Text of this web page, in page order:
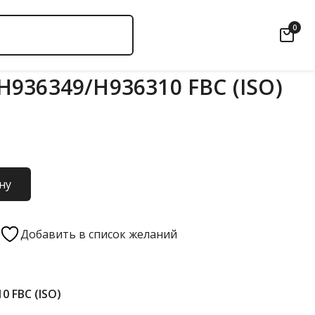
0
H936310 FBC (ISO)
Добавить в список желаний
FBC (ISO)